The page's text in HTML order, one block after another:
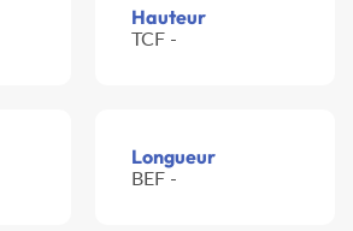
Hauteur
TCF -
Longueur
BEF -